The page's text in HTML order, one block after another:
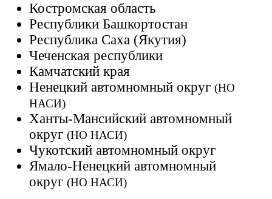
Костромская область
Республики Башкортостан
Республика Саха (Якутия)
Чеченская республики
Камчатский края
Ненецкий автомномный округ (НО
НАСИ)
Ханты-Мансийский автомномный
округ (НО НАСИ)
Чукотский автомномный округ
Ямало-Ненецкий автомномный
округ (НО НАСИ)